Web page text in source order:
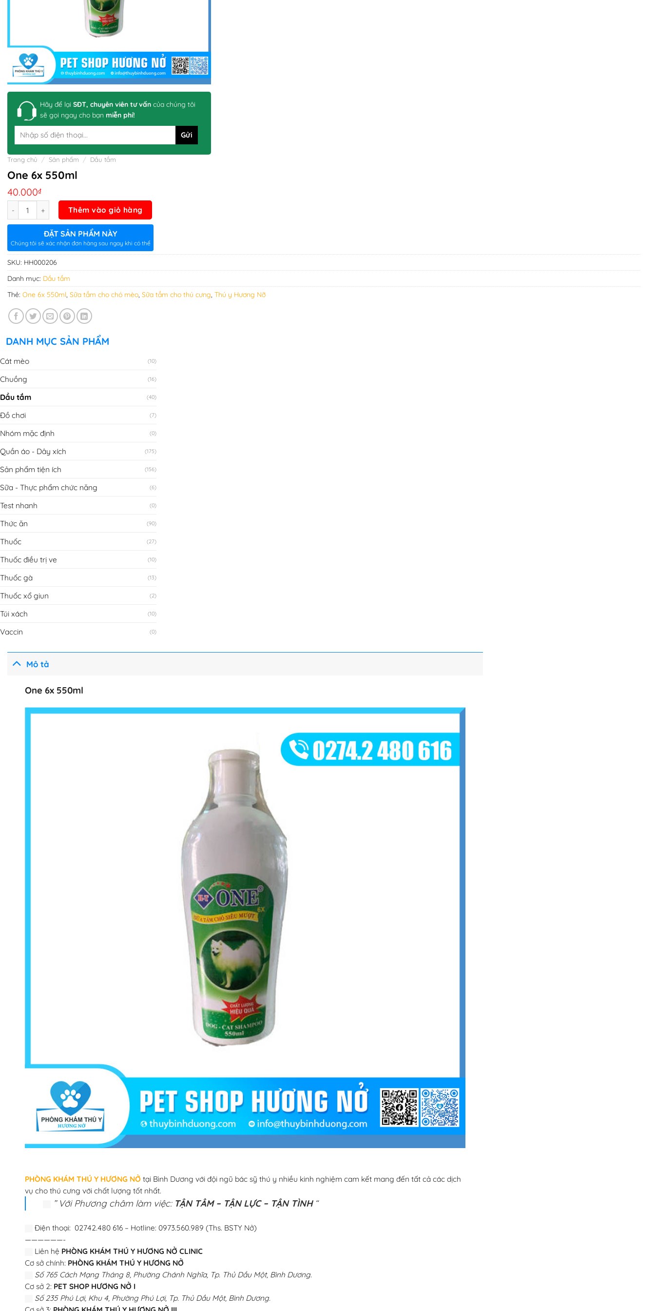
Hãy để lại SĐT, chuyên viên tư vấn của chúng tôi
sẽ gọi ngay cho bạn miễn phí!
Trang chủ / Sản phẩm / Dầu tắm
One 6x 550ml
40.000₫
Thêm vào giỏ hàng
ĐẶT SẢN PHẨM NÀY
Chúng tôi sẽ xác nhận đơn hàng sau ngay khi có thể
SKU: HH000206
Danh mục: Dầu tắm
Thẻ: One 6x 550ml, Sữa tắm cho chó mèo, Sữa tắm cho thú cưng, Thú y Hương Nỡ
DANH MỤC SẢN PHẨM
Cát mèo (10)
Chuồng (16)
Dầu tắm (40)
Đồ chơi (7)
Nhóm mặc định (0)
Quần áo - Dây xích (175)
Sản phẩm tiện ích (156)
Sữa - Thực phẩm chức năng (6)
Test nhanh (0)
Thức ăn (90)
Thuốc (27)
Thuốc điều trị ve (10)
Thuốc gà (13)
Thuốc xổ giun (2)
Túi xách (10)
Vaccin (0)
Mô tả
One 6x 550ml
PHÒNG KHÁM THÚ Y HƯƠNG NỞtại Bình Dương với đội ngũ bác sỹ thú y nhiều kinh nghiệm cam kết mang đến tất cả các dịch
vụ cho thú cưng với chất lượng tốt nhất.
” Với Phương châm làm việc: TẬN TÂM – TẬN LỰC – TẬN TÌNH“
Điện thoại: 02742.480 616 – Hotline: 0973.560.989 (Ths. BSTY Nở)
——————-
Liên hệ PHÒNG KHÁM THÚ Y HƯƠNG NỞ CLINIC
Cơ sở chính: PHÒNG KHÁM THÚ Y HƯƠNG NỞ
Số 765 Cách Mạng Tháng 8, Phường Chánh Nghĩa, Tp. Thủ Dầu Một, Bình Dương.
Cơ sở 2: PET SHOP HƯƠNG NỞ I
Số 235 Phú Lợi, Khu 4, Phường Phú Lợi, Tp. Thủ Dầu Một, Bình Dương.